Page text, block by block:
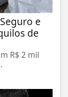
e
de
R$ 2 mil